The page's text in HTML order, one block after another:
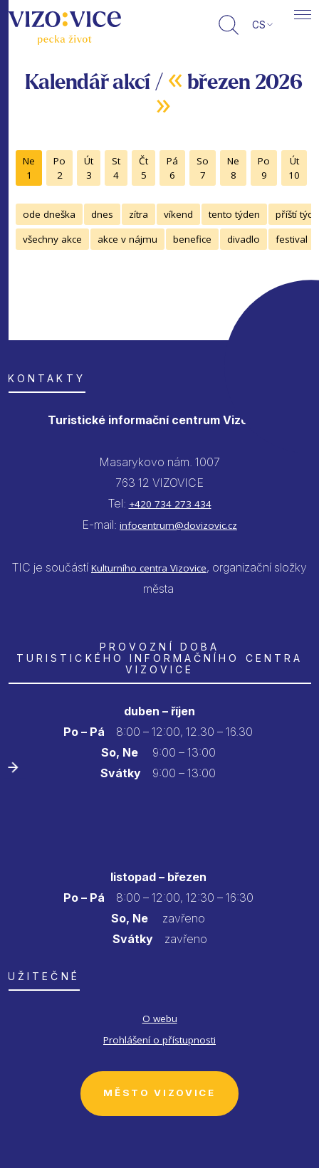
CS
Kalendář akcí / « březen 2026
»
Ne
1
Po
2
Út
3
St
4
Čt
5
Pá
6
So
7
Ne
8
Po
9
Út
10
ode dneška dnes zítra víkend tento týden
příští
všechny akce
akce v nájmu benefice divadlo festival
KONTAKTY
Turistické informační centrum Vizovice
Masarykovo nám. 1007
763 12 VIZOVICE
Tel: +420 734 273 434
E-mail: infocentrum@dovizovic.cz
TIC je součástí Kulturního centra Vizovice, organizační složky
města
PROVOZNÍ DOBA
TURISTICKÉHO INFORMAČNÍHO CENTRA
VIZOVICE
duben – říjen
Po – Pá
8:00 – 12:00, 12.30 – 16.30
So, Ne9:00 – 13:00
Svátky 9:00 – 13:00
listopad – březen
Po – Pá 8:00 – 12:00, 12:30 – 16:30
So, Ne zavřeno
Svátkyzavřeno
UŽITEČNÉ
O webu
Prohlášení o přístupnosti
MĚSTO VIZOVICE